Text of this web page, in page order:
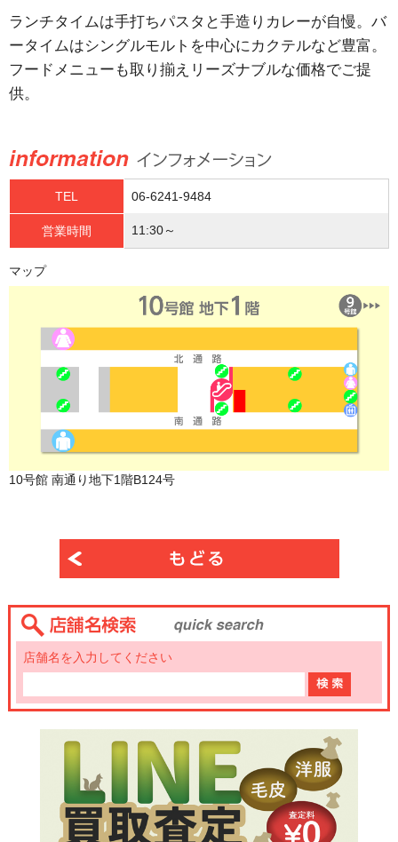
ランチタイムは手打ちパスタと手造りカレーが自慢。バ
ータイムはシングルモルトを中心にカクテルなど豊富。
フードメニューも取り揃えリーズナブルな価格でご提
供。
TEL 06-6241-9484
営業時間 11:30～
マップ
10号館 南通り地下1階B124号
店舗名を入力してください